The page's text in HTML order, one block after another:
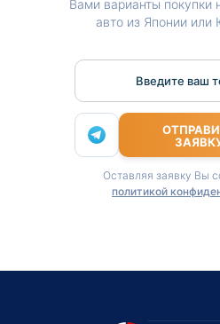
Вами варианты покупки
авто из Японии
Введите ваш
Оставляя заявку Вы
политикой